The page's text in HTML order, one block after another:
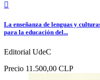

La enseñanza de lenguas y
para la educación del...
Editorial UdeC
Precio 11.500,00 CLP